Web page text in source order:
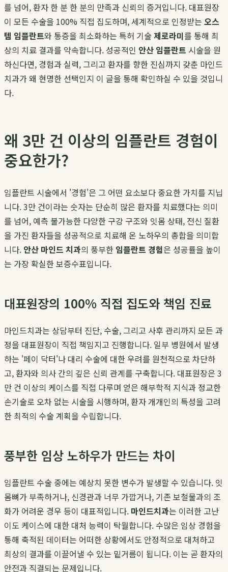
를 넘어, 환자 한 분 한 분의 만족과 신뢰의 증거입니다. 대표원장
이 모든 수술을 100% 직접 집도하며, 세계적으로 인정받는 오스
템 임플란트와 통증을 최소화하는 특허 기술제로라미를 통해 최
상의 치료 결과를 약속합니다. 성공적인 안산 임플란트 시술을 원
하신다면, 경험과 실력, 그리고 환자를 향한 진심까지 갖춘 마인드
치과가 왜 현명한 선택인지 이 글을 통해 확인하실 수 있을 것입니
다.
왜 3만 건 이상의 임플란트 경험이
중요한가?
임플란트 시술에서 '경험'은 그 어떤 요소보다 중요한 가치를 지닙
니다. 3만 건이라는 숫자는 단순히 많은 환자를 치료했다는 의미
를 넘어, 예측 불가능한 다양한 구강 구조와 잇몸 상태, 전신 질환
을 가진 환자들을 성공적으로 치료해 온 노하우의 총합을 의미합
니다. 안산 마인드 치과의 풍부한 임플란트 경험은 성공률을 높이
는 가장 확실한 보증수표입니다.
대표원장의 100% 직접 집도와 책임 진료
마인드치과는 상담부터 진단, 수술, 그리고 사후 관리까지 모든 과
정을 대표원장이 직접 책임지고 진행합니다. 일부 병원에서 발생
하는 '페이 닥터'나 대리 수술에 대한 우려를 원천적으로 차단하
고, 환자와 의사 간의 깊은 신뢰 관계를 구축합니다. 대표원장은 3
만 건 이상의 케이스를 직접 다루며 얻은 해부학적 지식과 정교한
손기술로 오차 없는 시술을 시행하며, 환자 개개인의 특성을 고려
한 최적의 수술 계획을 수립합니다.
풍부한 임상 노하우가 만드는 차이
임플란트 수술 중에는 예상치 못한 변수가 발생할 수 있습니다. 잇
몸뼈가 부족하거나, 신경관과 너무 가깝거나, 기존 보철물과의 조
화가 어려운 경우 등이 대표적입니다. 마인드치과는 이러한 고난
이도 케이스에 대한 대처 능력이 탁월합니다. 수많은 임상 경험을
통해 축적된 데이터는 어떠한 상황에서도 안정적으로 대처하고
최상의 결과를 이끌어낼 수 있는 밑거름이 됩니다. 이는 곧 환자의
안전과 직결되는 문제입니다.